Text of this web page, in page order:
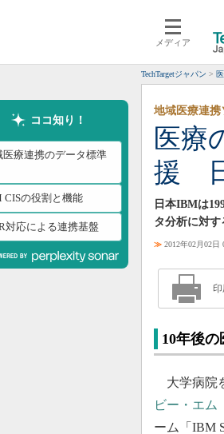
メディア
クラウド
スマートモバイ
ネットワーク
システム運用管理
TechTargetジャパン
ココ知り！
医療連携のデータ標準
CISの役割と機能
対応による連携基盤
医療
援
地域医療連
日本IBMは
タ分析に対す
≫ 2012年02月02日
10年後の
大学病院
ビー・エム
ーム「IBM